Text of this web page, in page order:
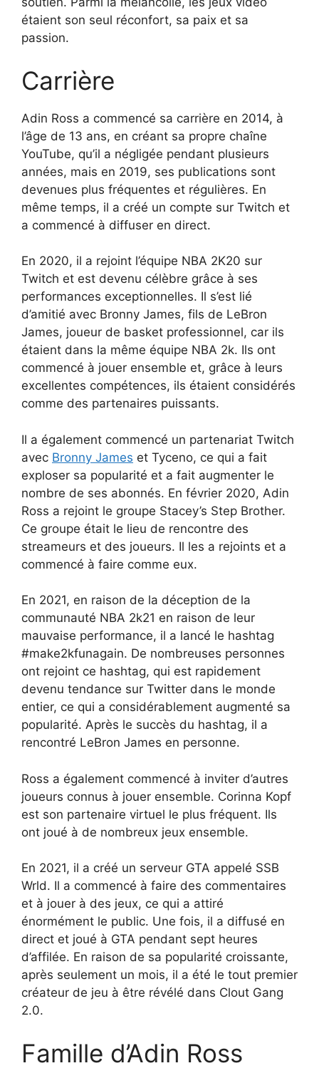
étaient son seul réconfort, sa paix et sa
passion.
Carrière
Adin Ross a commencé sa carrière en 2014, à
l’âge de 13 ans, en créant sa propre chaîne
YouTube, qu’il a négligée pendant plusieurs
années, mais en 2019, ses publications sont
devenues plus fréquentes et régulières. En
même temps, il a créé un compte sur Twitch et
a commencé à diffuser en direct.
En 2020, il a rejoint l’équipe NBA 2K20 sur
Twitch et est devenu célèbre grâce à ses
performances exceptionnelles. Il s’est lié
d’amitié avec Bronny James, fils de LeBron
James, joueur de basket professionnel, car ils
étaient dans la même équipe NBA 2k. Ils ont
commencé à jouer ensemble et, grâce à leurs
excellentes compétences, ils étaient considérés
comme des partenaires puissants.
Il a également commencé un partenariat Twitch
avec Bronny James et Tyceno, ce qui a fait
exploser sa popularité et a fait augmenter le
nombre de ses abonnés. En février 2020, Adin
Ross a rejoint le groupe Stacey’s Step Brother.
Ce groupe était le lieu de rencontre des
streameurs et des joueurs. Il les a rejoints et a
commencé à faire comme eux.
En 2021, en raison de la déception de la
communauté NBA 2k21 en raison de leur
mauvaise performance, il a lancé le hashtag
#make2kfunagain. De nombreuses personnes
ont rejoint ce hashtag, qui est rapidement
devenu tendance sur Twitter dans le monde
entier, ce qui a considérablement augmenté sa
popularité. Après le succès du hashtag, il a
rencontré LeBron James en personne.
Ross a également commencé à inviter d’autres
joueurs connus à jouer ensemble. Corinna Kopf
est son partenaire virtuel le plus fréquent. Ils
ont joué à de nombreux jeux ensemble.
En 2021, il a créé un serveur GTA appelé SSB
Wrld. Il a commencé à faire des commentaires
et à jouer à des jeux, ce qui a attiré
énormément le public. Une fois, il a diffusé en
direct et joué à GTA pendant sept heures
d’affilée. En raison de sa popularité croissante,
après seulement un mois, il a été le tout premier
créateur de jeu à être révélé dans Clout Gang
2.0.
Famille d’Adin Ross